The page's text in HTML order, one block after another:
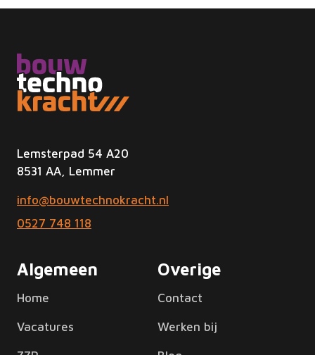
Lemsterpad 54 A20
8531 AA, Lemmer
info@bouwtechnokracht.nl
0527 748 118
Algemeen
Home
Vacatures
Overige
Contact
Werken bij